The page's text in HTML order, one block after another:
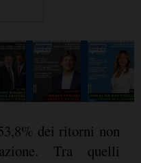
dei ritorni non
Tra quelli